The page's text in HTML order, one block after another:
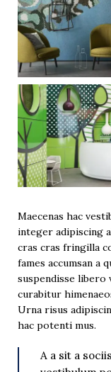
Maecenas hac
integer adipiscing
cras cras fringilla
fames accumsan a
suspendisse libero
curabitur
Urna risus
hac potenti mus.
A a sit a